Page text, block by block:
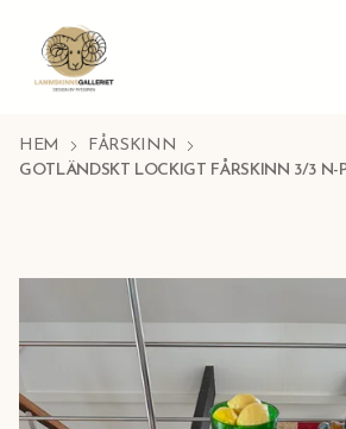
HEM
FÅRSKINN
GOTLÄNDSKT LOCKIGT FÅRSKINN 3/3 N-